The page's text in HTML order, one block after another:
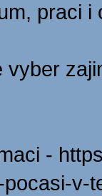
praci i
vyber
-
v-